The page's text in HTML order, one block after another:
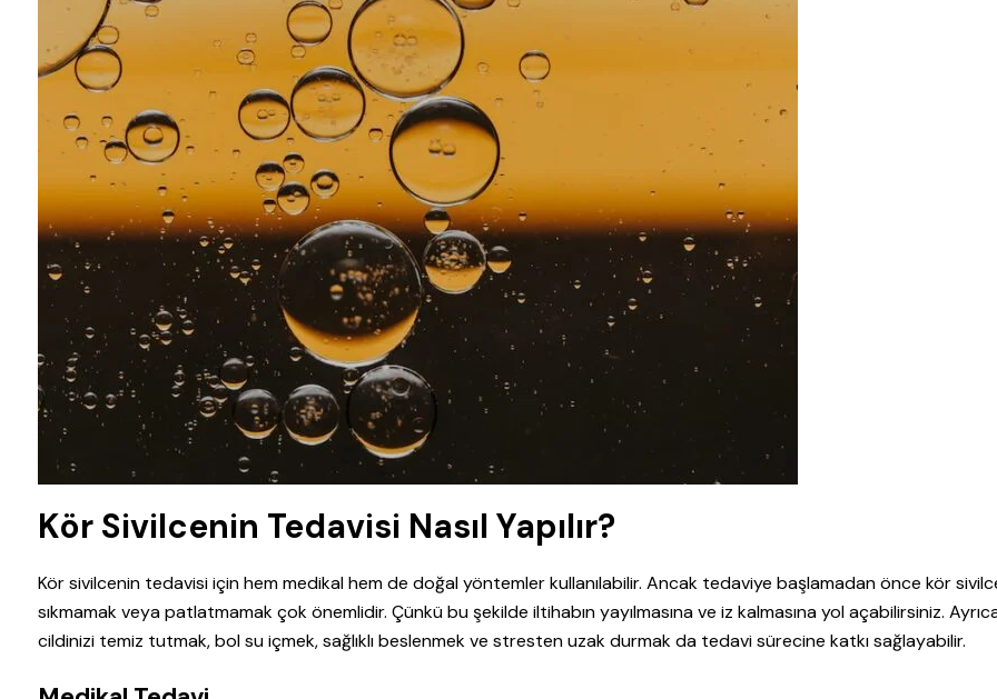
Kör Sivilcenin Tedavisi Nasıl Yapılır?
Kör sivilcenin tedavisi için hem medikal hem de doğal yöntemler kullanılabilir. Ancak tedaviye başlamadan önce kör
sıkmamak veya patlatmamak çok önemlidir. Çünkü bu şekilde iltihabın yayılmasına ve iz kalmasına yol açabilirsiniz.
cildinizi temiz tutmak, bol su içmek, sağlıklı beslenmek ve stresten uzak durmak da tedavi sürecine katkı sağlayabilir.